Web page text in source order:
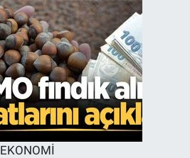
EKONOMİ